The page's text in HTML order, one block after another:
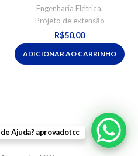
Engenharia Elétrica,
Projeto de extensão
R$50,00
ADICIONAR AO CARRINHO
Ajuda? aprovadotcc